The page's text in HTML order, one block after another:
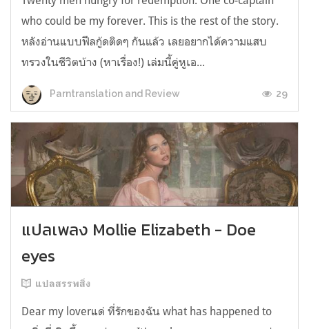
who could be my forever. This is the rest of the story.
หลังอ่านแบบฟีลกู้ดติดๆ กันแล้ว เลยอยากได้ความแสบ
ทรวงในชีวิตบ้าง (หาเรื่อง!) เล่มนี้คู่หูเอ...
Parntranslation and Review 29
แปลเพลง Mollie Elizabeth - Doe
eyes
แปลสรรพสิ่ง
Dear my loverแด่ ที่รักของฉัน what has happened to